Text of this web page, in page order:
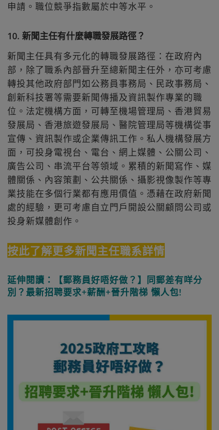
申請。職位競爭指數屬於中等水平。
10. 新聞主任有什麼轉職發展路徑？
新聞主任具有多元化的轉職發展路徑：在政府內
部，除了職系內部晉升至總新聞主任外，亦可考慮
轉投其他政府部門如公務員事務局、民政事務局、
創新科技署等需要新聞傳播及資訊製作專業的職
位。法定機構方面，可轉至機場管理局、香港貿易
發展局、香港旅遊發展局、醫院管理局等機構從事
宣傳、資訊製作或企業傳訊工作。私人機構發展方
面，可投身電視台、電台、網上媒體、公關公司、
廣告公司、串流平台等領域。累積的新聞寫作、媒
體關係、內容策劃、公共關係、攝影視像製作等專
業技能在多個行業都有應用價值。憑藉在政府新聞
處的經驗，更可考慮自立門戶開設公關顧問公司或
投身新媒體創作。
按此了解更多新聞主任職系詳情
延伸閱讀：【郵務員好唔好做？】同郵差有咩分
別？最新招聘要求+薪酬+晉升階梯 懶人包!